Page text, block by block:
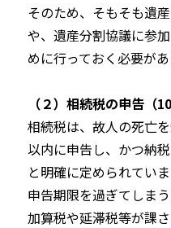
そのため、そもそも遺
や、遺産分割協議に参
めに行っておく必要があ
（２）相続税の申告（10
相続税は、故人の死亡
以内に申告し、かつ納
と明確に定められていま
申告期限を過ぎてしま
加算税や延滞税等が課